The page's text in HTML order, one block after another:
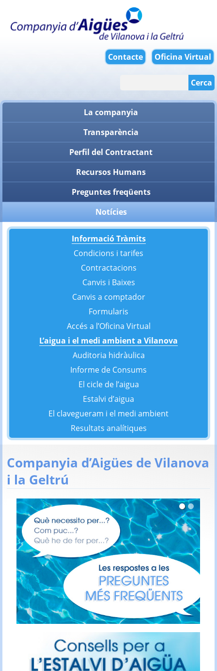
Contacte Oficina Virtual
Cerca
La companyia
Transparència
Perfil del Contractant
Recursos Humans
Preguntes freqüents
Notícies
Informació Tràmits
Condicions i tarifes
Contractacions
Canvis i Baixes
Canvis a comptador
Formularis
Accés a l’Oficina Virtual
L’aigua i el medi ambient a Vilanova
Auditoria hidràulica
Informe de Consums
El cicle de l’aigua
Estalvi d’aigua
El clavegueram i el medi ambient
Resultats analítiques
Companyia d’Aigües de Vilanova
i la Geltrú